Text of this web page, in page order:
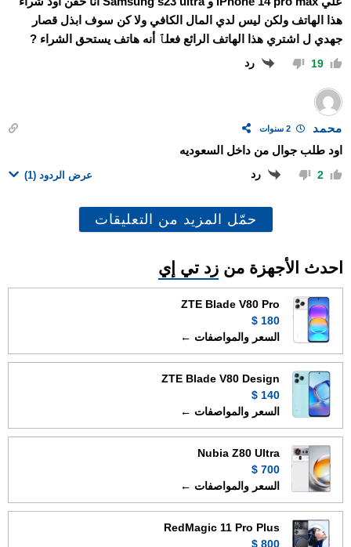
هذا الهاتف ولكن ليس لدي المال الكافي ولا كن سوف ابذل قصار
جهدي ل اشتري هذا الهاتف الرائع فعلٱ أنه هاتف يستحق الشراء ?
19 رد
محمد
اود طلب جوال من داخل السعوديه
2 رد عرض الردود (1)
حمّل المزيد من التعليقات
احدث الأجهزة من زد تي إي
ZTE Blade V80 Pro
180 $
السعر والمواصفات ←
ZTE Blade V80 Design
140 $
السعر والمواصفات ←
Nubia Z80 Ultra
700 $
السعر والمواصفات ←
RedMagic 11 Pro Plus
800 $